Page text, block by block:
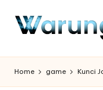
Home game Kunci